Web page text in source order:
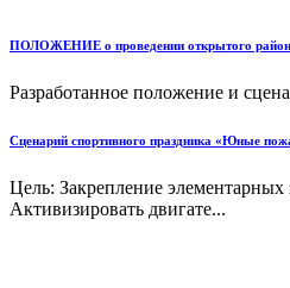
ПОЛОЖЕНИЕ о проведении открытого
Разработанное положение и
Сценарий спортивного праздника «Юные
Цель: Закрепление
Активизировать двигате...